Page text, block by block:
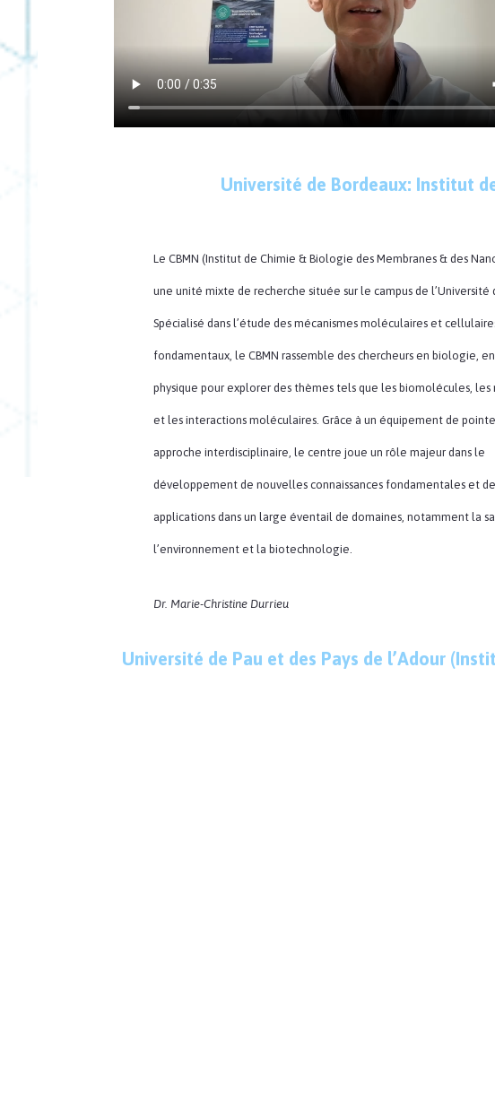
Université de Bordeaux: Institut
Le CBMN (Institut de Chimie & Biologie des Membranes & des
une unité mixte de recherche située sur le campus de l’Université
Spécialisé dans l’étude des mécanismes moléculaires et
fondamentaux, le CBMN rassemble des chercheurs en biologie,
physique pour explorer des thèmes tels que les biomolécules, les
et les interactions moléculaires. Grâce à un équipement de
approche interdisciplinaire, le centre joue un rôle majeur dans le
développement de nouvelles connaissances fondamentales et
applications dans un large éventail de domaines, notamment la
l’environnement et la biotechnologie.
Dr. Marie-Christine Durrieu
Université de Pau et des Pays de l’Adour